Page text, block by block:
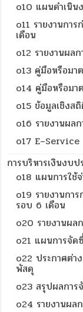
o10 แผนดำเนิน
o11 รายงานกา
เดือน
o12 รายงานผล
o13 คู่มือหรือมา
o14 คู่มือหรือมา
o15 ข้อมูลเชิงส
o16 รายงานผล
o17 E–Service
การบริหารเงินงบ
o18 แผนการใช้
o19 รายงานกา
รอบ 6 เดือน
o20 รายงานผล
o21 แผนการจัด
o22 ประกาศต่า
พัสดุ
o23 สรุปผลการ
o24 รายงานผล